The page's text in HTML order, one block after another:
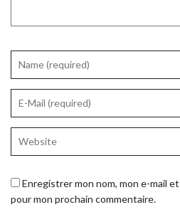
Enregistrer mon nom, mon e-mail
pour mon prochain commentaire.